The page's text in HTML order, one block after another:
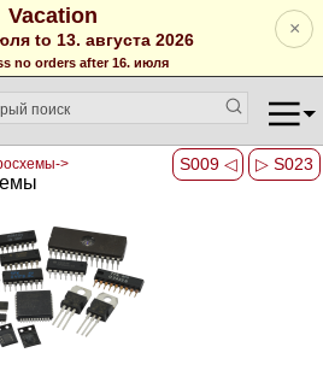
Vacation
to 13. августа 2026
no orders after 16. июля
×
S009 ◁ ▷ S023
>